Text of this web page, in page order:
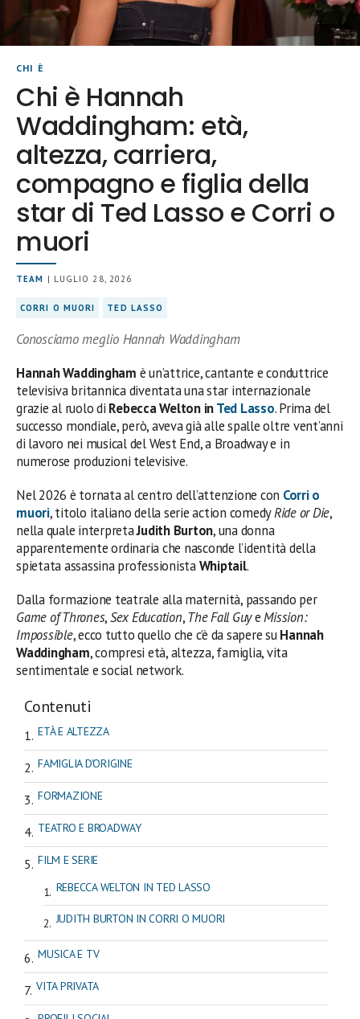
CHI È
Chi è Hannah
Waddingham: età,
altezza, carriera,
compagno e figlia della
star di Ted Lasso e Corri o
muori
TEAM | LUGLIO 28, 2026
CORRI O MUORI TED LASSO
Conosciamo meglio Hannah Waddingham
Hannah Waddingham è un’attrice, cantante e conduttrice
televisiva britannica diventata una star internazionale
grazie al ruolo di Rebecca Welton inTed Lasso. Prima del
successo mondiale, però, aveva già alle spalle oltre vent’anni
di lavoro nei musical del West End, a Broadway e in
numerose produzioni televisive.
Nel 2026 è tornata al centro dell’attenzione con Corri o
muori, titolo italiano della serie action comedyRide or Die,
nella quale interpretaJudith Burton, una donna
apparentemente ordinaria che nasconde l’identità della
spietata assassina professionistaWhiptail.
Dalla formazione teatrale alla maternità, passando per
Game of Thrones,Sex Education, The Fall GuyeMission:
Impossible, ecco tutto quello che c’è da sapere suHannah
Waddingham, compresi età, altezza, famiglia, vita
sentimentale e social network.
Contenuti
ETÀ E ALTEZZA
FAMIGLIA D'ORIGINE
FORMAZIONE
TEATRO E BROADWAY
FILM E SERIE
REBECCA WELTON IN TED LASSO
JUDITH BURTON IN CORRI O MUORI
MUSICA E TV
VITA PRIVATA